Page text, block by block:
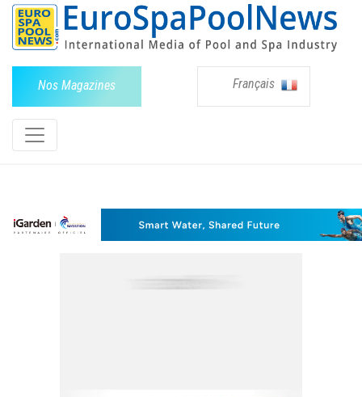
Nos Magazines Français